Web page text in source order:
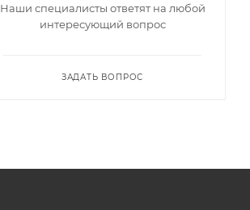
Наши специалисты ответят на любой
интересующий вопрос
ЗАДАТЬ ВОПРОС